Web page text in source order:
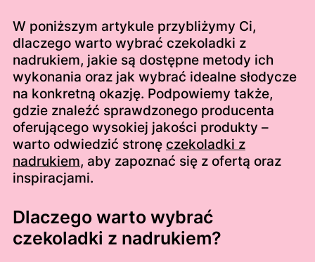
W poniższym artykule przybliżymy Ci,
dlaczego warto wybrać czekoladki z
nadrukiem, jakie są dostępne metody ich
wykonania oraz jak wybrać idealne słodycze
na konkretną okazję. Podpowiemy także,
gdzie znaleźć sprawdzonego producenta
oferującego wysokiej jakości produkty –
warto odwiedzić stronę czekoladki z
nadrukiem, aby zapoznać się z ofertą oraz
inspiracjami.
Dlaczego warto wybrać
czekoladki z nadrukiem?